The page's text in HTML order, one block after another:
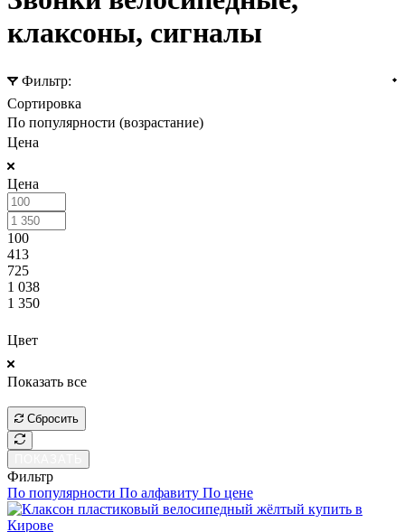
клаксоны, сигналы
Фильтр:
Сортировка
По популярности (возрастание)
Цена
Цена
100
413
725
1 038
1 350
Цвет
Показать все
Сбросить
Фильтр
По популярности По алфавиту По цене